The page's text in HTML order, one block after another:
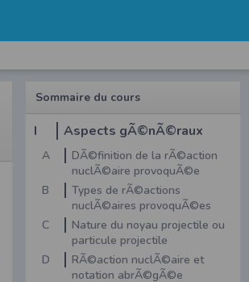
Sommaire du cours
I Aspects gÃ©nÃ©raux
A
DÃ©finition de la rÃ©action
nuclÃ©aire provoquÃ©e
B
Types de rÃ©actions
nuclÃ©aires provoquÃ©es
C
Nature du noyau projectile ou
particule projectile
D
RÃ©action nuclÃ©aire et
notation abrÃ©gÃ©e